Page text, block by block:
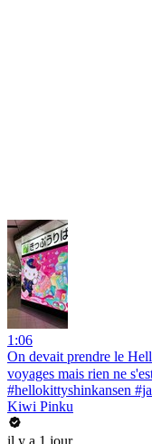
1:06
On devait prendre le
voyages mais rien ne
#hellokittyshinkansen
Kiwi Pinku